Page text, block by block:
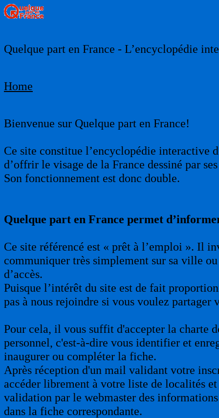
Quelque part en France - L’encyclopédie
Home
Bienvenue sur Quelque part en France!
Ce site constitue l’encyclopédie interactive
d’offrir le visage de la France dessiné par
Son fonctionnement est donc double.
Quelque part en France permet
Ce site référencé est « prêt à l’emploi ». Il
communiquer très simplement sur sa ville
d’accès.
Puisque l’intérêt du site est de fait
pas à nous rejoindre si vous voulez
Pour cela, il vous suffit d'accepter la charte
personnel, c'est-à-dire vous identifier et
inaugurer ou compléter la fiche.
Après réception d'un mail validant votre
accéder librement à votre liste de localités
validation par le webmaster des
dans la fiche correspondante.